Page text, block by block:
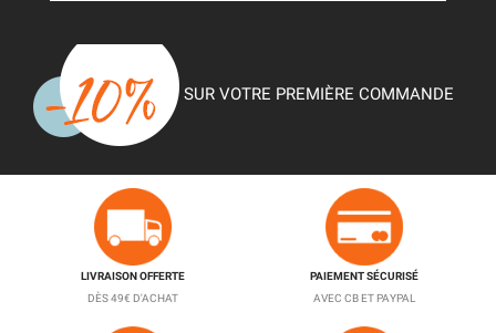
SUR VOTRE PREMIÈRE COMMANDE
LIVRAISON OFFERTE
DÈS 49€ D'ACHAT
PAIEMENT SÉCURISÉ
AVEC CB ET PAYPAL